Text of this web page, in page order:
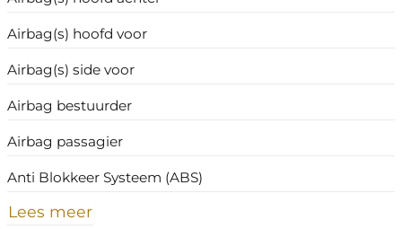
Airbag(s) hoofd voor
Airbag(s) side voor
Airbag bestuurder
Airbag passagier
Anti Blokkeer Systeem (ABS)
Lees meer